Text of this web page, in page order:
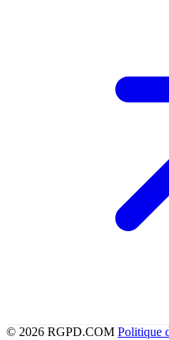
© 2026 RGPD.COM Politique